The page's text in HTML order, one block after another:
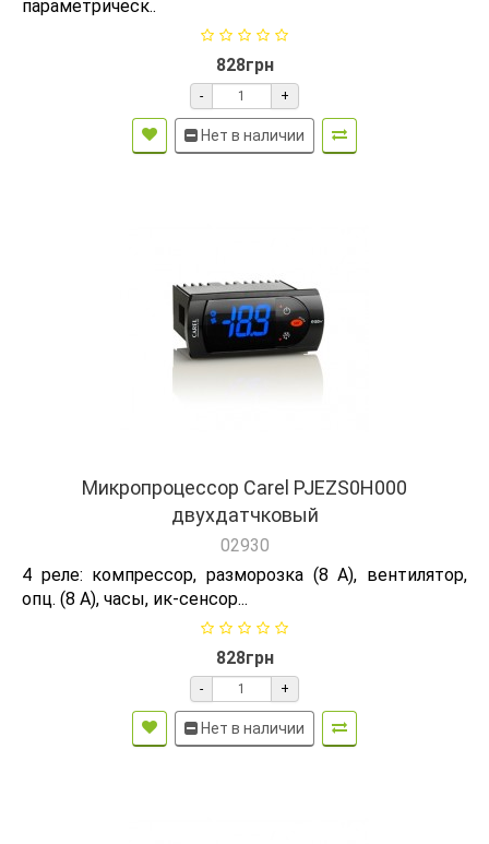
параметрическ..
828грн
- +
Нет в наличии
Микропроцессор Carel PJEZS0H000
двухдатчковый
02930
4 реле: компрессор, разморозка (8 A), вентилятор,
опц. (8 A), часы, ик-сенсор...
828грн
- +
Нет в наличии